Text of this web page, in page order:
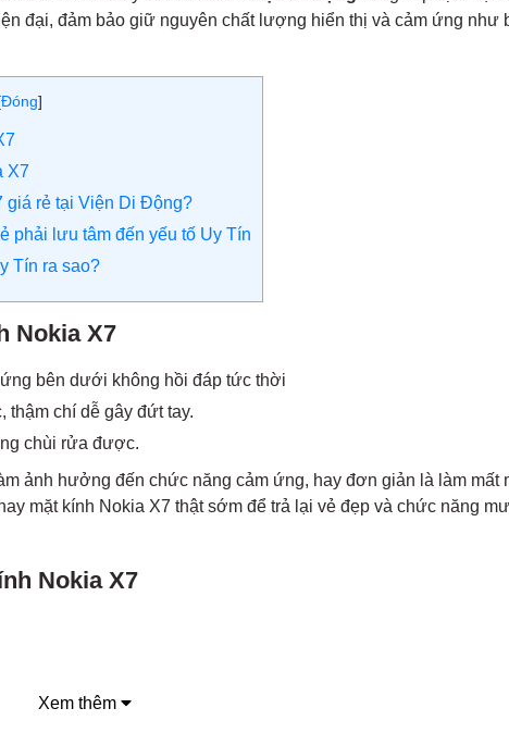
đại, đảm bảo giữ nguyên chất lượng hiển thị và cảm ứng như
Đóng]
X7
giá rẻ tại Viện Di Động?
phải lưu tâm đến yếu tố Uy Tín
Tín ra sao?
Nokia X7
bên dưới không hồi đáp tức thời
thậm chí dễ gây đứt tay.
chùi rửa được.
ảnh hưởng đến chức năng cảm ứng, hay đơn giản là làm mất
mặt kính Nokia X7 thật sớm để trả lại vẻ đẹp và chức năng
Nokia X7
Xem thêm